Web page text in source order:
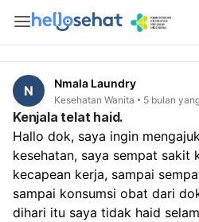
N Nmala Laundry
Kesehatan Wanita 5 bulan
Kenjala telat haid.
Hallo dok, saya ingin
kesehatan, saya sempat sakit
kecapean kerja, sampai
sampai konsumsi obat dari
dihari itu saya tidak haid